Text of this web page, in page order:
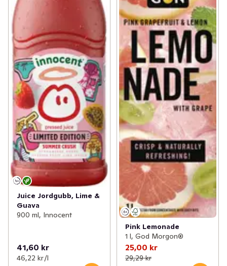
Juice Jordgubb, Lime &
Guava
900 ml, Innocent
41,60 kr
46,22 kr /l
Pink Lemonade
1 l, God Morgon®
25,00 kr
29,29 kr